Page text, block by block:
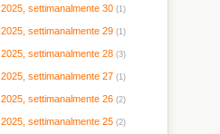
2025, settimanalmente 30 (1)
2025, settimanalmente 29 (1)
2025, settimanalmente 28 (3)
2025, settimanalmente 27 (1)
2025, settimanalmente 26 (2)
2025, settimanalmente 25 (2)